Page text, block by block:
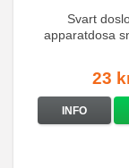
Svart
apparatdosa
23
INFO